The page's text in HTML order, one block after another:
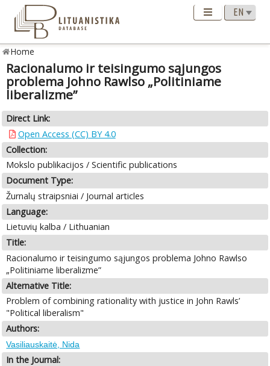
Home
Racionalumo ir teisingumo sąjungos
problema Johno Rawlso „Politiniame
liberalizme”
Direct Link:
Open Access (CC) BY 4.0
Collection:
Mokslo publikacijos / Scientific publications
Document Type:
Žurnalų straipsniai / Journal articles
Language:
Lietuvių kalba / Lithuanian
Title:
Racionalumo ir teisingumo sąjungos problema Johno Rawlso
„Politiniame liberalizme”
Alternative Title:
Problem of combining rationality with justice in John Rawls’
"Political liberalism"
Authors:
Vasiliauskaitė, Nida
In the Journal: